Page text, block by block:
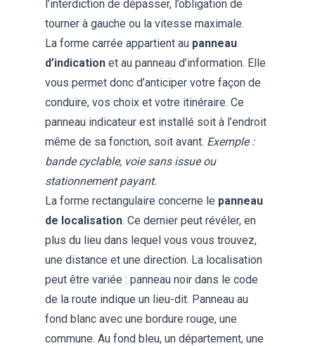
l’interdiction de dépasser, l’obligation de
tourner à gauche ou la vitesse maximale.
La forme carrée appartient au panneau
d’indication et au panneau d’information. Elle
vous permet donc d’anticiper votre façon de
conduire, vos choix et votre itinéraire. Ce
panneau indicateur est installé soit à l’endroit
même de sa fonction, soit avant. Exemple :
bande cyclable, voie sans issue ou
stationnement payant.
La forme rectangulaire concerne le panneau
de localisation. Ce dernier peut révéler, en
plus du lieu dans lequel vous vous trouvez,
une distance et une direction. La localisation
peut être variée : panneau noir dans le code
de la route indique un lieu-dit. Panneau au
fond blanc avec une bordure rouge, une
commune. Au fond bleu, un département, une